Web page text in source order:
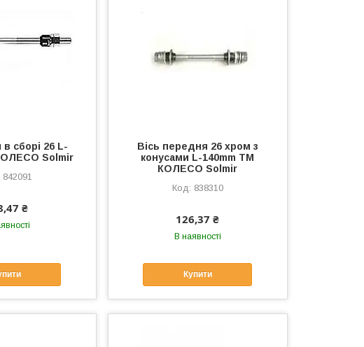
в сборі 26 L-
Solmir
842091
₴
Вісь передня 26 хром з
конусами L-140mm ТМ
КОЛЕСО Solmir
838310
126,37 ₴
В наявності
Купити